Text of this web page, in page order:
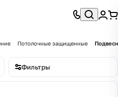
Потолочные защищенные
Фильтры